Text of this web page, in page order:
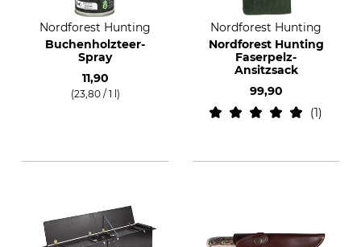
Nordforest Hunting
Buchenholzteer-
Spray
11,90
(23,80 / 1 l)
Nordforest Hunting
Nordforest Hunting
Faserpelz-
Ansitzsack
99,90
1